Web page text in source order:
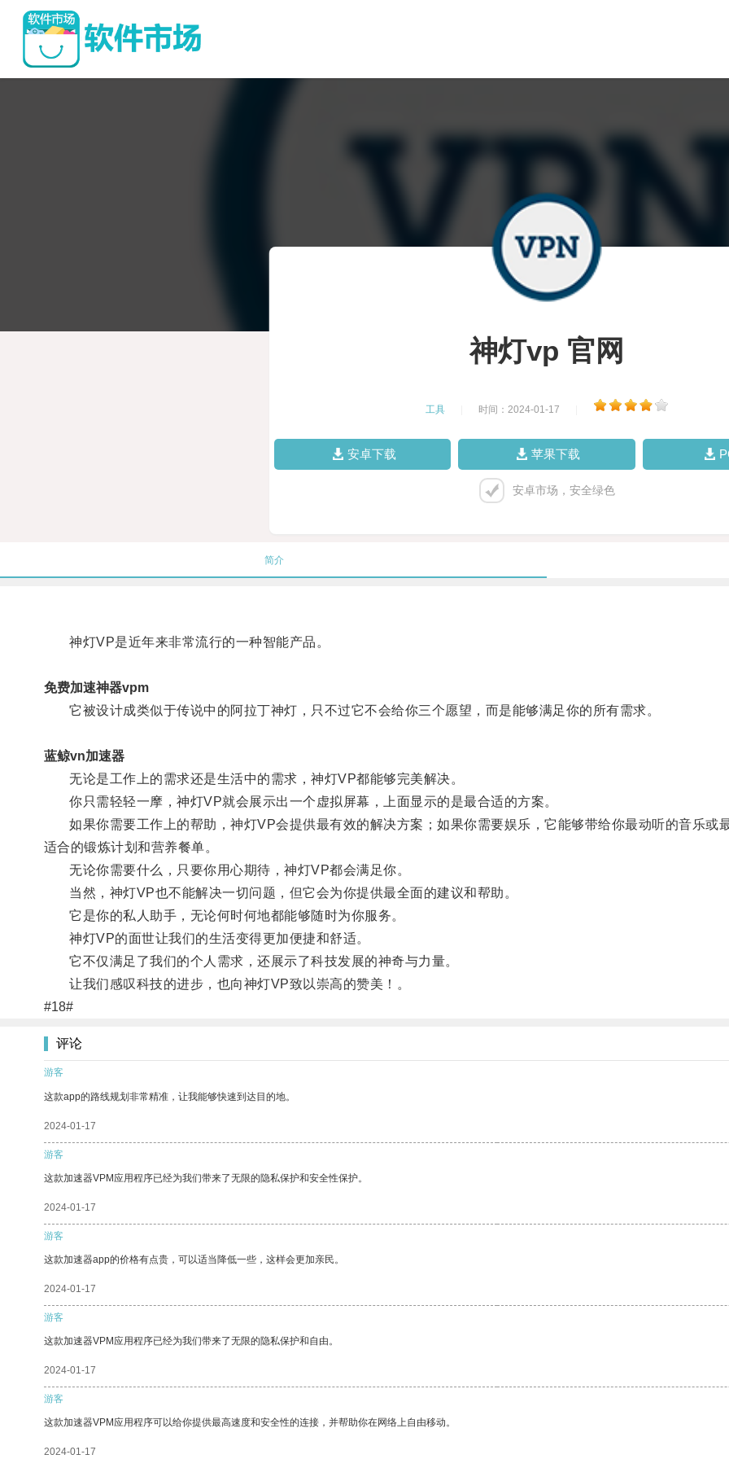
神灯vp 官网
工具 时间：2024-01-17
安卓下载 苹果下载
安卓市场，安全绿色
简介
神灯VP是近年来非常流行的一种智能产品。
免费加速神器vpm
它被设计成类似于传说中的阿拉丁神灯，只不过它不会给你三个愿望，而是能够满足你的所有需求。
蓝鲸vn加速器
无论是工作上的需求还是生活中的需求，神灯VP都能够完美解决。
你只需轻轻一摩，神灯VP就会展示出一个虚拟屏幕，上面显示的是最合适的方案。
如果你需要工作上的帮助，神灯VP会提供最有效的解决方案；如果你需要娱乐，它能够带给你最动听的音乐或
适合的锻炼计划和营养餐单。
无论你需要什么，只要你用心期待，神灯VP都会满足你。
当然，神灯VP也不能解决一切问题，但它会为你提供最全面的建议和帮助。
它是你的私人助手，无论何时何地都能够随时为你服务。
神灯VP的面世让我们的生活变得更加便捷和舒适。
它不仅满足了我们的个人需求，还展示了科技发展的神奇与力量。
让我们感叹科技的进步，也向神灯VP致以崇高的赞美！。
#18#
评论
游客
这款app的路线规划非常精准，让我能够快速到达目的地。
2024-01-17
游客
这款加速器VPM应用程序已经为我们带来了无限的隐私保护和安全性保护。
2024-01-17
游客
这款加速器app的价格有点贵，可以适当降低一些，这样会更加亲民。
2024-01-17
游客
这款加速器VPM应用程序已经为我们带来了无限的隐私保护和自由。
2024-01-17
游客
这款加速器VPM应用程序可以给你提供最高速度和安全性的连接，并帮助你在网络上自由移动。
2024-01-17